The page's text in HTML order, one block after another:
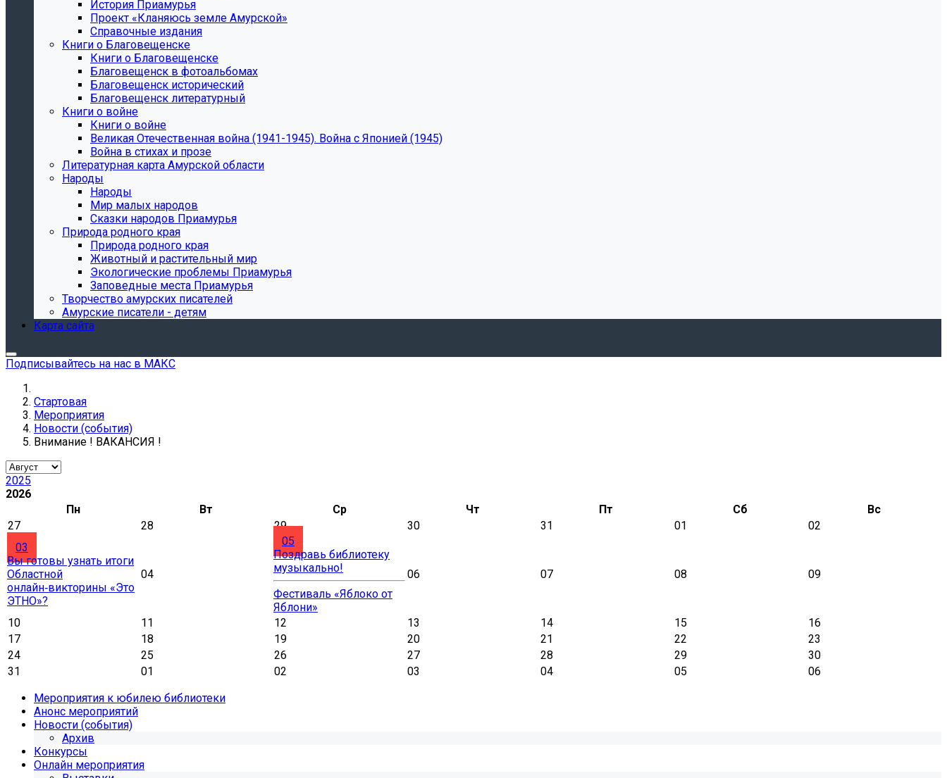
История Приамурья
Проект «Кланяюсь земле Амурской»
Справочные издания
Книги о Благовещенске
Книги о Благовещенске
Благовещенск в фотоальбомах
Благовещенск исторический
Благовещенск литературный
Книги о войне
Книги о войне
Великая Отечественная война (1941-1945). Война с Японией (1945)
Война в стихах и прозе
Литературная карта Амурской области
Народы
Народы
Мир малых народов
Сказки народов Приамурья
Природа родного края
Природа родного края
Животный и растительный мир
Экологические проблемы Приамурья
Заповедные места Приамурья
Творчество амурских писателей
Амурские писатели - детям
Карта сайта
Подписывайтесь на нас в МАКС
Стартовая
Мероприятия
Новости (события)
Внимание ! ВАКАНСИЯ !
2025
2026
Пн
Вт Ср Чт Пт Сб
Вс
27
28 29 30 31 01
02
03
Вы готовы узнать итоги
Областной
онлайн‑викторины «Это
ЭТНО»?
04
05
Поздравь библиотеку
музыкально!
Фестиваль «Яблоко от
Яблони»
06 07 08 09
10 11 12 13 14 15
16
17
18 19 20 21 22
23
24
25 26 27 28 29
30
31
01 02 03 04 05
06
Мероприятия к юбилею библиотеки
Анонс мероприятий
Новости (события)
Архив
Конкурсы
Онлайн мероприятия